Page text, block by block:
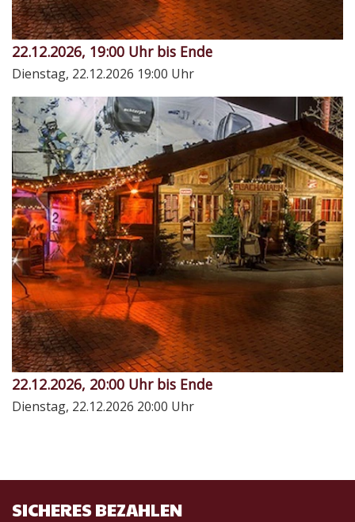
22.12.2026, 19:00 Uhr bis Ende
Dienstag, 22.12.2026 19:00 Uhr
22.12.2026, 20:00 Uhr bis Ende
Dienstag, 22.12.2026 20:00 Uhr
SICHERES BEZAHLEN